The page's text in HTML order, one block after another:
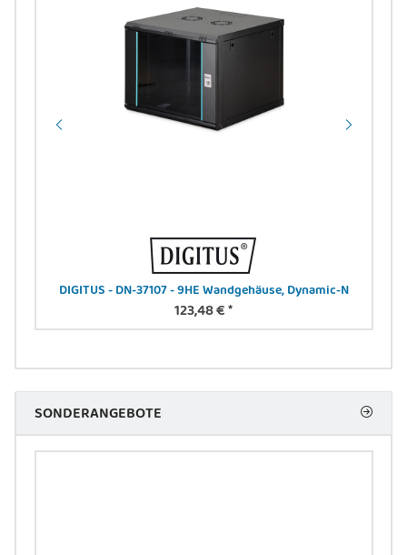
DIGITUS - DN-37107 - 9HE Wandgehäuse, Dynamic-N
123,48 €*
SONDERANGEBOTE